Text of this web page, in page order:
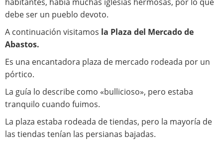
debe ser un pueblo devoto.
A continuación visitamos la Plaza del Mercado de
Abastos.
Es una encantadora plaza de mercado rodeada por un
pórtico.
La guía lo describe como «bullicioso», pero estaba
tranquilo cuando fuimos.
La plaza estaba rodeada de tiendas, pero la mayoría de
las tiendas tenían las persianas bajadas.